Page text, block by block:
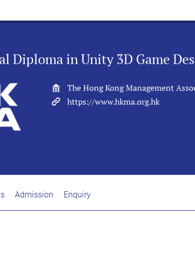
Diploma in Unity 3D Game
The Hong Kong Management
https://www.hkma.org.hk
Admission Enquiry